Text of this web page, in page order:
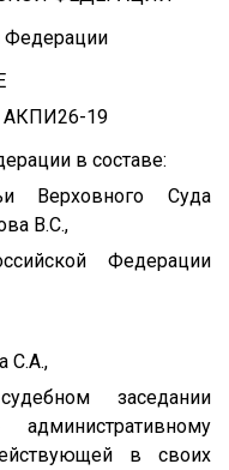
Федерации
АКПИ26-19
в составе:
Верховного Суда
В.С.,
Федерации
С.А.,
заседании
в своих